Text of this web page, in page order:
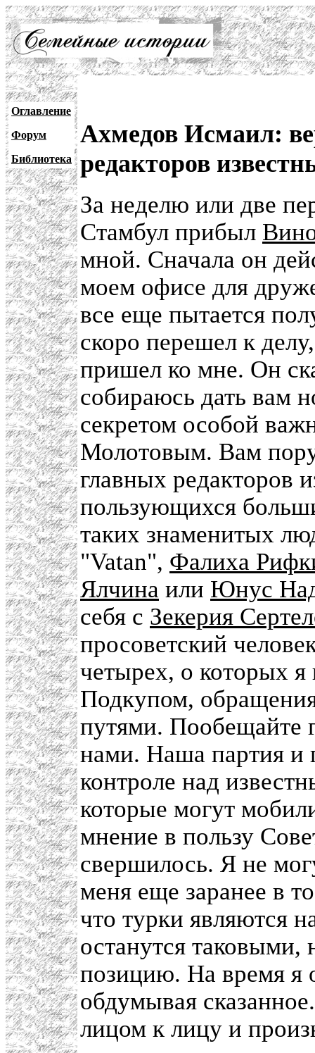
Оглавление
Форум
Библиотека
Ахмедов Исмаил:
редакторов
За неделю или две
Стамбул прибыл
мной. Сначала он
моем офисе для
все еще пытается
скоро перешел к
пришел ко мне. Он
собираюсь дать вам
секретом особой
Молотовым. Вам
главных редакторов
пользующихся
таких знаменитых
"Vatan", Фалиха
Ялчина или Юнус
себя с Зекерия
просоветский
четырех, о которых
Подкупом,
путями. Пообещайте
нами. Наша партия и
контроле над
которые могут
мнение в пользу
свершилось. Я не
меня еще заранее в
что турки являются
останутся
позицию. На время я
обдумывая
лицом к лицу и